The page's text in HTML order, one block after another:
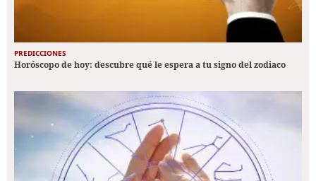
PREDICCIONES
Horóscopo de hoy: descubre qué le espera a tu signo del zodiaco